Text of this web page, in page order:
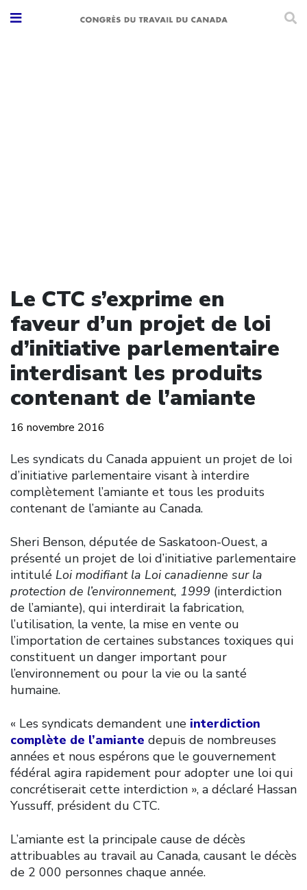
Le CTC s’exprime en
faveur d’un projet de loi
d’initiative parlementaire
interdisant les produits
contenant de l’amiante
16 novembre 2016
Les syndicats du Canada appuient un projet de loi
d’initiative parlementaire visant à interdire
complètement l’amiante et tous les produits
contenant de l’amiante au Canada.
Sheri Benson, députée de Saskatoon-Ouest, a
présenté un projet de loi d’initiative parlementaire
intitulé Loi modifiant la Loi canadienne sur la
protection de l’environnement, 1999 (interdiction
de l’amiante), qui interdirait la fabrication,
l’utilisation, la vente, la mise en vente ou
l’importation de certaines substances toxiques qui
constituent un danger important pour
l’environnement ou pour la vie ou la santé
humaine.
« Les syndicats demandent une interdiction
complète de l’amiante depuis de nombreuses
années et nous espérons que le gouvernement
fédéral agira rapidement pour adopter une loi qui
concrétiserait cette interdiction », a déclaré Hassan
Yussuff, président du CTC.
L’amiante est la principale cause de décès
attribuables au travail au Canada, causant le décès
de 2 000 personnes chaque année.